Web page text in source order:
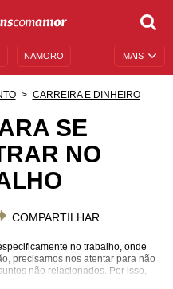
MAIS
NAMORO
DE ANIVERSÁRIO
BÍBLIA
CARREIRA E DINHEIRO
SE
NO
COMPARTILHAR
no trabalho, onde
precisamos nos atentar para não
não relacionados. Por isso,
importantes para você se